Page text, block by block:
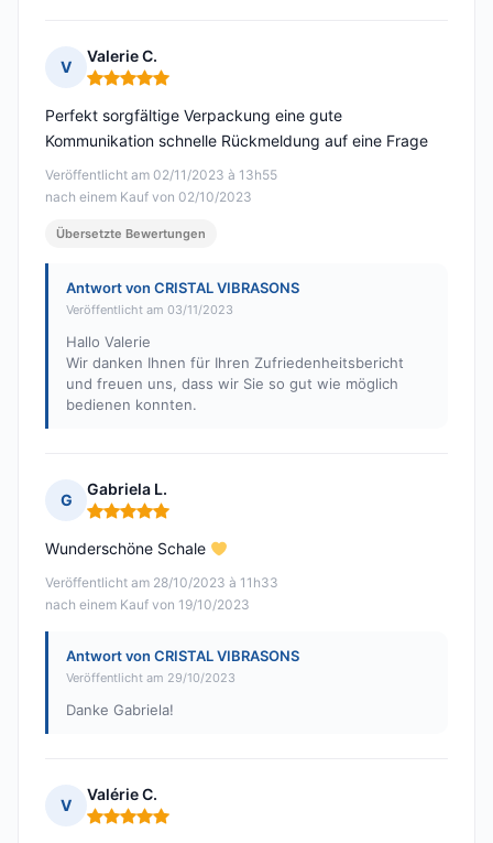
V
Valerie C.
Hinweis: 5 von 5
Veröffentlicht am 02/11/2023 à 13h55
nach einem Kauf von 02/10/2023
Perfekt sorgfältige Verpackung eine gute
Kommunikation schnelle Rückmeldung auf eine Frage
Übersetzte Bewertungen
Antwort von CRISTAL VIBRASONS
Veröffentlicht am 03/11/2023
Hallo Valerie
Wir danken Ihnen für Ihren Zufriedenheitsbericht
und freuen uns, dass wir Sie so gut wie möglich
bedienen konnten.
G
Gabriela L.
Hinweis: 5 von 5
Veröffentlicht am 28/10/2023 à 11h33
nach einem Kauf von 19/10/2023
Wunderschöne Schale
Antwort von CRISTAL VIBRASONS
Veröffentlicht am 29/10/2023
Danke Gabriela!
V
Valérie C.
Hinweis: 5 von 5